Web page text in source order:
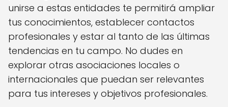
unirse a estas entidades te permitirá ampliar
tus conocimientos, establecer contactos
profesionales y estar al tanto de las últimas
tendencias en tu campo. No dudes en
explorar otras asociaciones locales o
internacionales que puedan ser relevantes
para tus intereses y objetivos profesionales.